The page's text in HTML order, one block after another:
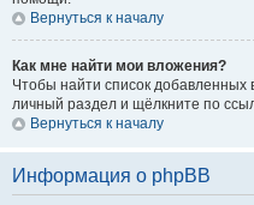
Вернуться к началу
Как мне найти мои вложения?
Чтобы найти список
личный раздел и щёлкните по
Вернуться к началу
Информация о phpBB